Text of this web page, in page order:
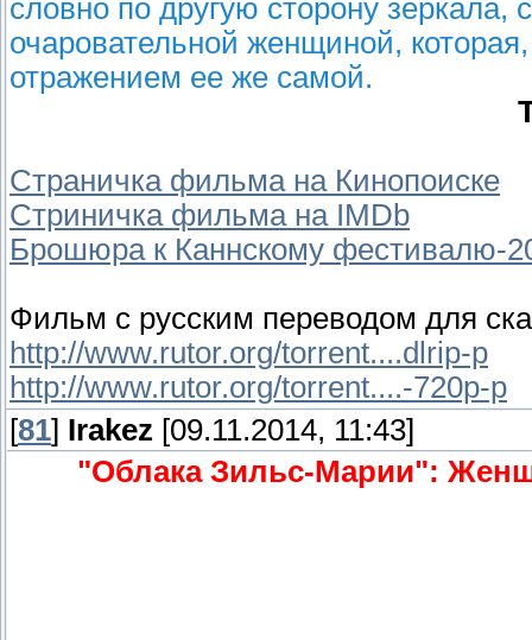
словно по другую сторону зеркала,
очаровательной женщиной,
отражением ее же самой.
Страничка фильма на Кинопоиске
Стриничка фильма на IMDb
Брошюра к Каннскому фестивалю-
Фильм с русским переводом для
http://www.rutor.org/torrent....dlrip-p
http://www.rutor.org/torrent....-720p-p
[81] Irakez [09.11.2014, 11:43]
"Облака Зильс-Марии":